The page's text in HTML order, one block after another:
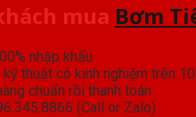
mua Bơm
nhập khẩu
thuật có kinh nghiệm trên
chuẩn rồi thanh toán
(Call or Zalo)